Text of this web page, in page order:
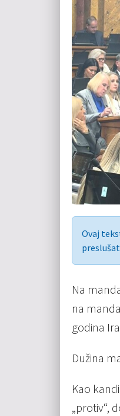
Ovaj
Na
na
godina
Dužina
Kao
„protiv“,